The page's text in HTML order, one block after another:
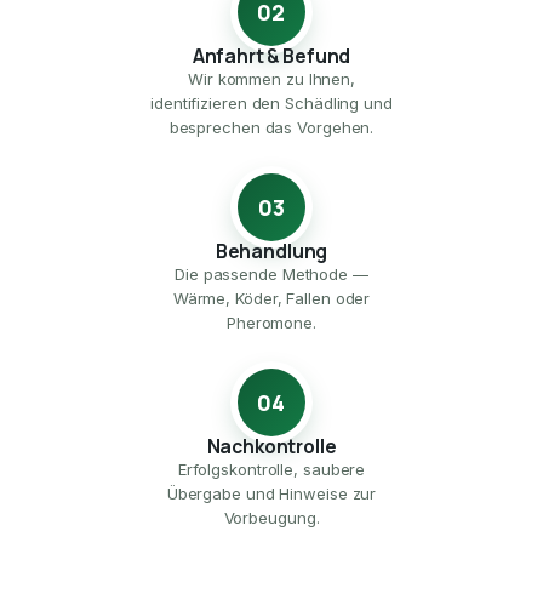
02
Anfahrt & Befund
Wir kommen zu Ihnen,
identifizieren den Schädling und
besprechen das Vorgehen.
03
Behandlung
Die passende Methode —
Wärme, Köder, Fallen oder
Pheromone.
04
Nachkontrolle
Erfolgskontrolle, saubere
Übergabe und Hinweise zur
Vorbeugung.